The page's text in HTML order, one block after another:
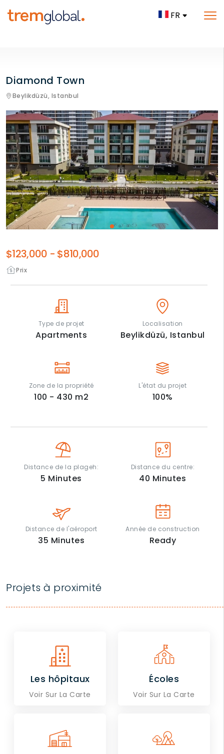
FR
Diamond Town
Beylikdüzü, Istanbul
Prix
$123,000 - $810,000
Type de projet
Apartments
Localisation
Beylikdüzü, Istanbul
Zone de la propriété
100 - 430 m2
L'état du projet
100%
Distance de la plageh:
5 Minutes
Distance du centre:
40 Minutes
Distance de l'aéroport
35 Minutes
Année de construction
Ready
Projets à proximité
Les hôpitaux
Voir Sur La Carte
Écoles
Voir Sur La Carte